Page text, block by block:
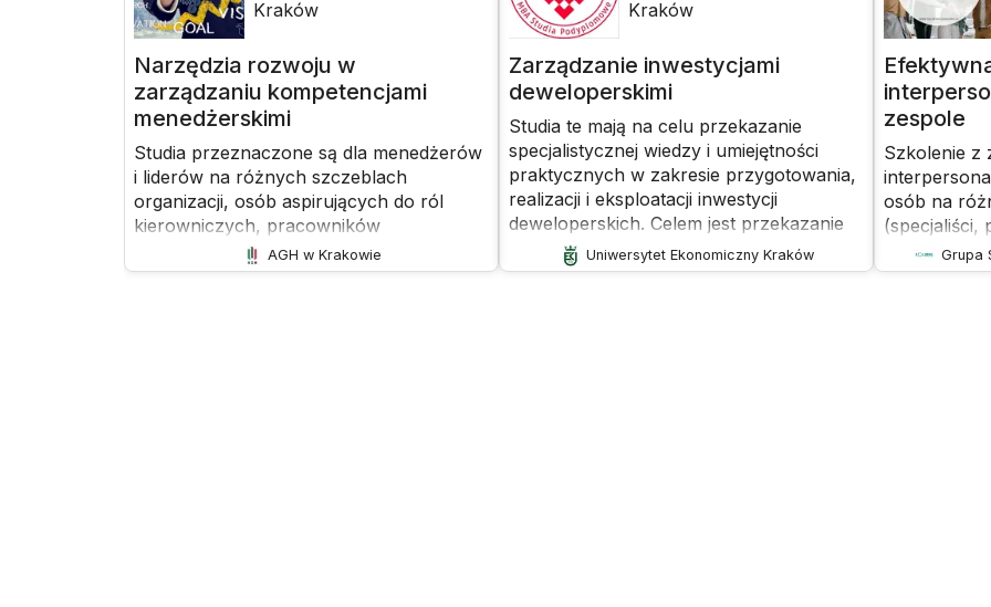
Narzędzia rozwoju w
zarządzaniu kompetencjami
menedżerskimi
Kraków
Studia przeznaczone są dla menedżerów
i liderów na różnych szczeblach
organizacji, osób aspirujących do ról
kierowniczych, pracowników
odpowiedzialnych za zarządzanie
zespołem lub projektami, specjalistów
AGH w Krakowie
Zarządzanie inwestycjami
deweloperskimi
Kraków
Studia te mają na celu przekazanie
specjalistycznej wiedzy i umiejętności
praktycznych w zakresie przygotowania,
realizacji i eksploatacji inwestycji
deweloperskich. Celem jest przekazanie
wiedzy i umiejętności praktycznych w
zakresie działalności deweloperskiej i
Uniwersytet Ekonomiczny Kraków
zespole
Szkolenie z
osób na
(specjaliści,
kierownicy,
jest
Grupa